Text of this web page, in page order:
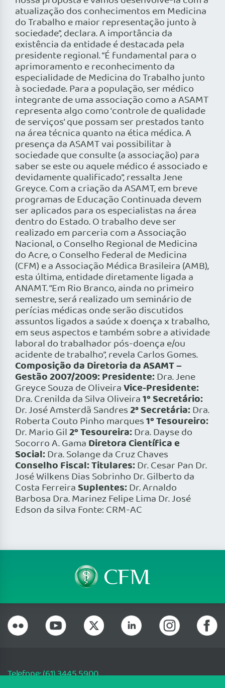
atualização dos conhecimentos em Medicina
do Trabalho e maior representação junto à
sociedade”, declara. A importância da
existência da entidade é destacada pela
presidente regional. “É fundamental para o
aprimoramento e reconhecimento da
especialidade de Medicina do Trabalho junto
à sociedade. Para a população, ser médico
integrante de uma associação como a ASAMT
representa algo como ‘controle de qualidade
de serviços’ que possam ser prestados tanto
na área técnica quanto na ética médica. A
presença da ASAMT vai possibilitar à
sociedade que consulte (a associação) para
saber se este ou aquele médico é associado e
devidamente qualificado”, ressalta Jene
Greyce. Com a criação da ASAMT, em breve
programas de Educação Continuada devem
ser aplicados para os especialistas na área
dentro do Estado. O trabalho deve ser
realizado em parceria com a Associação
Nacional, o Conselho Regional de Medicina
do Acre, o Conselho Federal de Medicina
(CFM) e a Associação Médica Brasileira (AMB),
esta última, entidade diretamente ligada a
ANAMT. “Em Rio Branco, ainda no primeiro
semestre, será realizado um seminário de
perícias médicas onde serão discutidos
assuntos ligados a saúde x doença x trabalho,
em seus aspectos e também sobre a atividade
laboral do trabalhador pós-doença e/ou
acidente de trabalho”, revela Carlos Gomes.
Composição da Diretoria da ASAMT –
Gestão 2007/2009:Presidente:Dra. Jene
Greyce Souza de OliveiraVice-Presidente:
Dra. Crenilda da Silva Oliveira1º Secretário:
Dr. José Amsterdã Sandres2ª Secretária:Dra.
Roberta Couto Pinho marques1º Tesoureiro:
Dr. Mario Gil2º Tesoureira:Dra. Dayse do
Socorro A. Gama Diretora Científica e
Social:Dra. Solange da Cruz Chaves
Conselho Fiscal: Titulares:Dr. Cesar Pan Dr.
José Wilkens Dias Sobrinho Dr. Gilberto da
Costa Ferreira Suplentes:Dr. Arnaldo
Barbosa Dra. Marinez Felipe Lima Dr. José
Edson da silva Fonte: CRM-AC
Telefone: (61) 3445 5900